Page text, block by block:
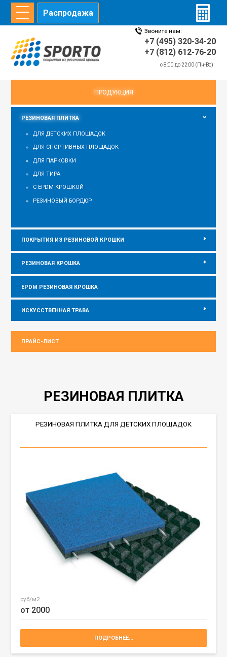
Распродажа
Звоните нам:
+7 (495) 320-34-20
+7 (812) 612-76-20
c 8:00 до 22:00 (Пн-Вс)
главная Резиновая плитка
ПРОДУКЦИЯ
РЕЗИНОВАЯ ПЛИТКА
ДЛЯ ДЕТСКИХ ПЛОЩАДОК
ДЛЯ СПОРТИВНЫХ ПЛОЩАДОК
ДЛЯ ПАРКОВКИ
ДЛЯ ТИРА
С EPDM КРОШКОЙ
РЕЗИНОВЫЙ БОРДЮР
ПОКРЫТИЯ ИЗ РЕЗИНОВОЙ КРОШКИ
РЕЗИНОВАЯ КРОШКА
EPDM РЕЗИНОВАЯ КРОШКА
ИСКУССТВЕННАЯ ТРАВА
ПРАЙС-ЛИСТ
РЕЗИНОВАЯ ПЛИТКА
РЕЗИНОВАЯ ПЛИТКА ДЛЯ ДЕТСКИХ ПЛОЩАДОК
от 2000
руб/м2
ПОДРОБНЕЕ...